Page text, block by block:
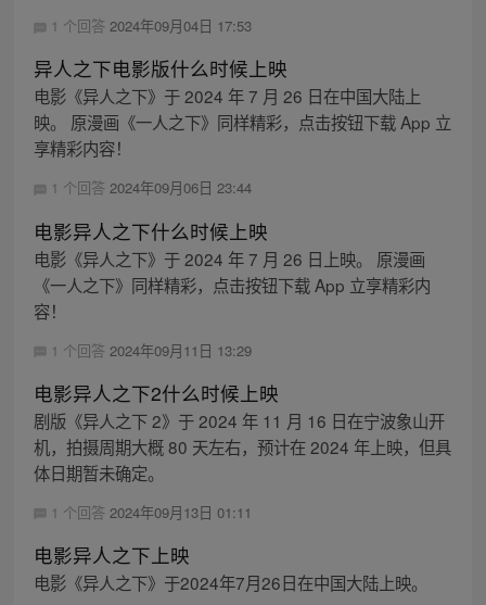
1 个回答 2024年09月04日 17:53
异人之下电影版什么时候上映
电影《异人之下》于 2024 年 7 月 26 日在中国大陆上
映。 原漫画《一人之下》同样精彩，点击按钮下载 App 立
享精彩内容！
1 个回答 2024年09月06日 23:44
电影异人之下什么时候上映
电影《异人之下》于 2024 年 7 月 26 日上映。 原漫画
《一人之下》同样精彩，点击按钮下载 App 立享精彩内
容！
1 个回答 2024年09月11日 13:29
电影异人之下2什么时候上映
剧版《异人之下 2》于 2024 年 11 月 16 日在宁波象山开
机，拍摄周期大概 80 天左右，预计在 2024 年上映，但具
体日期暂未确定。
1 个回答 2024年09月13日 01:11
电影异人之下上映
电影《异人之下》于2024年7月26日在中国大陆上映。